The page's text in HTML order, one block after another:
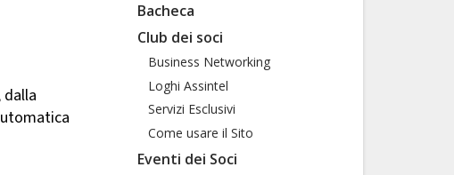
Bacheca
Club dei soci
Business Networking
Loghi Assintel
Servizi Esclusivi
Come usare il Sito
Eventi dei Soci